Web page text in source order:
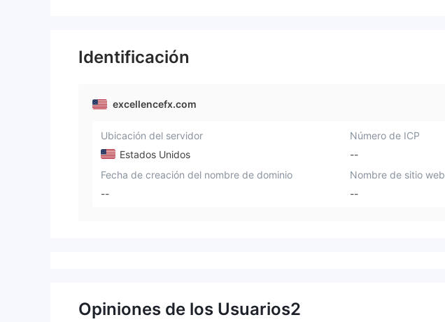
Identificación
excellencefx.com
Ubicación del servidor
Estados Unidos
Número de ICP
--
Fecha de creación del nombre de dominio
--
Nombre de sitio web
--
Opiniones de los Usuarios2